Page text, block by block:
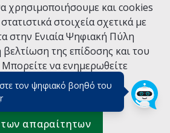
τον ψηφιακό βοηθό του
(πάτησε για κλείσιμο)
χρησιμοποιήσουμε και cookies
στοιχεία σχετικά με
στην Ενιαία Ψηφιακή Πύλη
της επίδοσης και του
να ενημερωθείτε
Πολιτική Cookies.
απαραίτητων
Υπουργείο Ψηφιακής